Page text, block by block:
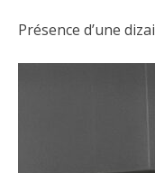
Présence d’une